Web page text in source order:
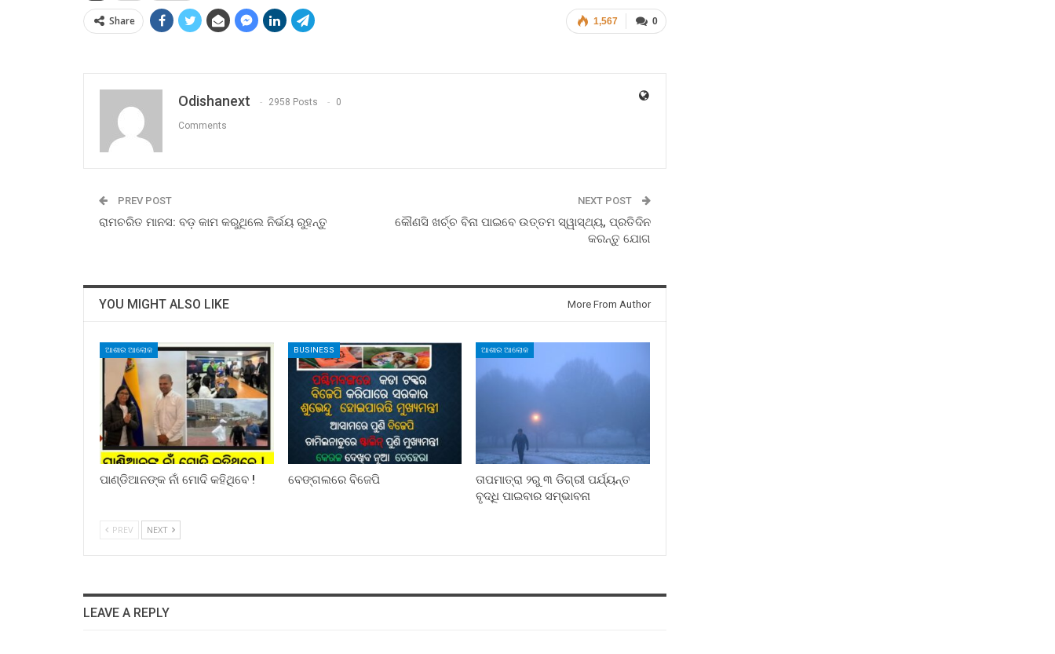
0
1,567
Share
Odishanext 2958 Posts 0
Comments
PREV POST
ରାମଚରିତ ମାନସ: ବଡ଼ କାମ କରୁଥିଲେ ନିର୍ଭୟ ରୁହନ୍ତୁ
NEXT POST
କୌଣସି ଖର୍ଚ୍ଚ ବିନା ପାଇବେ ଉତ୍ତମ ସ୍ୱାସ୍ଥ୍ୟ, ପ୍ରତିଦିନ
କରନ୍ତୁ ଯୋଗ
YOU MIGHT ALSO LIKE More From Author
ଆଶାର ଆଲୋକ
ପାଣ୍ଡିଆନଙ୍କ ନାଁ ମୋଦି କହିଥିବେ !
BUSINESS
ବେଙ୍ଗଲରେ ବିଜେପି
ଆଶାର ଆଲୋକ
ତାପମାତ୍ରା ୨ରୁ ୩ ଡିଗ୍ରୀ ପର୍ଯ୍ୟନ୍ତ
ବୃଦ୍ଧି ପାଇବାର ସମ୍ଭାବନା
PREV NEXT
LEAVE A REPLY